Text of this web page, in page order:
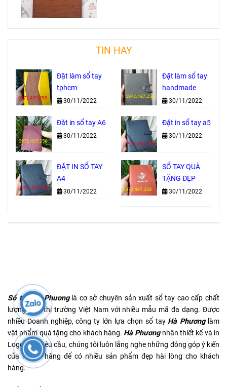
TIN HAY
Đặt làm sổ tay
tphcm
30/11/2022
Đặt làm sổ tay
handmade
30/11/2022
Đặt in sổ tay A6
30/11/2022
Đặt in sổ tay a5
30/11/2022
ĐẶT IN SỔ TAY
A4
30/11/2022
SỔ TAY QUÀ
TẶNG ĐẸP
30/11/2022
Sổ tay Hà Phươnglà cơ sở chuyên sản xuất sổ tay cao cấp chất
lượng trên thị trường Việt Nam với nhiều mẫu mã đa dạng. Được
nhiều Doanh nghiệp, công ty lớn lựa chọn sổ tay Hà Phươnglàm
vật phẩm quà tặng cho khách hàng. Hà Phươngnhận thiết kế và in
Logo theo yêu cầu, chúng tôi luôn lắng nghe những đóng góp ý kiến
của khách hàng để có nhiều sản phẩm đẹp hài lòng cho khách
hàng.